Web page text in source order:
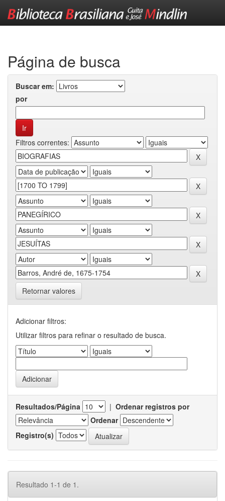
Página de busca
Buscar em:
por
Filtros correntes:
Retornar valores
Adicionar filtros:
Utilizar filtros para refinar o resultado de busca.
Resultados/Página | Ordenar registros por
Ordenar
Registro(s)
Resultado 1-1 de 1.